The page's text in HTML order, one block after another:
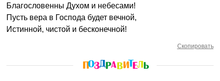
Благословенны Духом и небесами!
Пусть вера в Господа будет вечной,
Истинной, чистой и бесконечной!
Скопировать